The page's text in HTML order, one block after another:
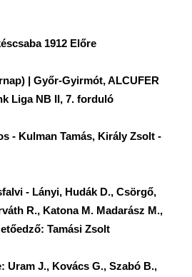
1912 Előre
| Győr-Gyirmót, ALCUFER
Liga NB II, 7. forduló
- Kulman Tamás, Király Zsolt -
- Lányi, Hudák D., Csörgő,
R., Katona M. Madarász M.,
Tamási Zsolt
Uram J., Kovács G., Szabó B.,